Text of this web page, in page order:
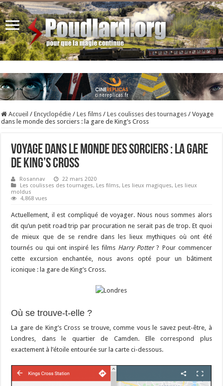
Accueil / Encyclopédie / Les films / Les coulisses des tournages / Voyage
dans le monde des sorciers : la gare de King’s Cross
Voyage dans le monde des sorciers : la gare
de King’s Cross
Rosannav
22 mars 2020
Les coulisses des tournages, Les films, Les lieux magiques, Les lieux
moldus
4,868 vues
Actuellement, il est compliqué de voyager. Nous nous sommes alors
dit qu’un petit road trip par procuration ne serait pas de trop. Et quoi
de mieux que de se rendre dans les lieux mythiques où ont été
tournés ou qui ont inspiré les films Harry Potter? Pour commencer
cette excursion enchantée, nous avons opté pour un bâtiment
iconique : la gare de King’s Cross.
Où se trouve-t-elle ?
La gare de King’s Cross se trouve, comme vous le savez peut-être, à
Londres, dans le quartier de Camden. Elle correspond plus
exactement à l’étoile entourée sur la carte ci-dessous.